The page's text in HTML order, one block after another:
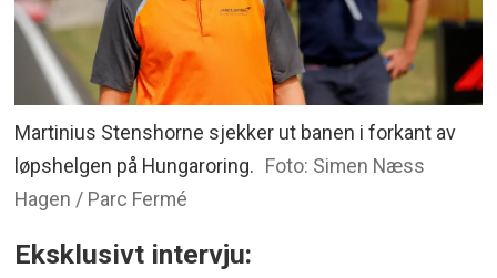
Martinius Stenshorne sjekker ut banen i forkant av
løpshelgen på Hungaroring. Foto: Simen Næss
Hagen / Parc Fermé
Eksklusivt intervju: